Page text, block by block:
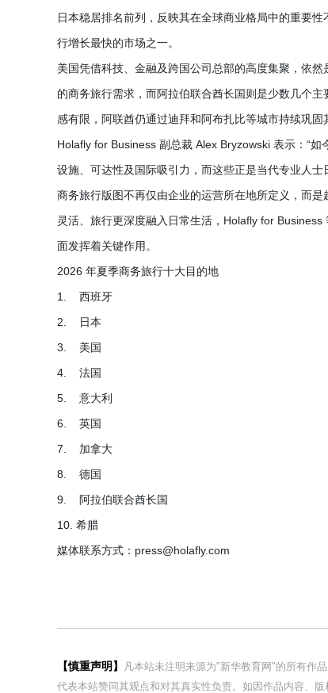
日本稳居排名前列，反映其在全球商业格局中的重要
行增长最快的市场之一。
美国凭借科技、金融及跨国公司总部的高度集聚，依
的商务旅行需求，而阿拉伯联合酋长国则是少数几个
感有限，阿联酋仍通过迪拜和阿布扎比等城市持续巩
Holafly for Business 副总裁 Alex Bryzowski 表示：“
设施、可达性及国际吸引力，而这些正是当代专业人士
商务旅行版图不再仅由企业的运营所在地所定义，而
灵活、旅行更深度融入日常生活，Holafly for
面发挥着关键作用。
2026 年夏季商务旅行十大目的地
1. 西班牙
2. 日本
3. 美国
4. 法国
5. 意大利
6. 英国
7. 加拿大
8. 德国
9. 阿拉伯联合酋长国
10. 希腊
媒体联系方式：press@holafly.com
【慎重声明】
凡本站未注明来源为"新华教育网"的所有作
代表本站赞同其观点和对其真实性负责。如因作品内容、